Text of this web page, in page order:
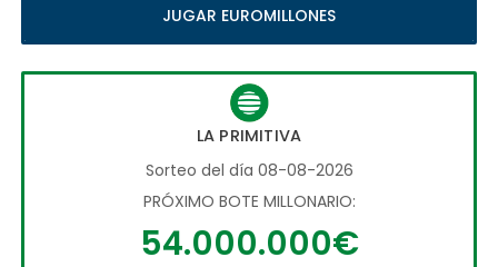
JUGAR EUROMILLONES
LA PRIMITIVA
Sorteo del día 08-08-2026
PRÓXIMO BOTE MILLONARIO:
54.000.000€